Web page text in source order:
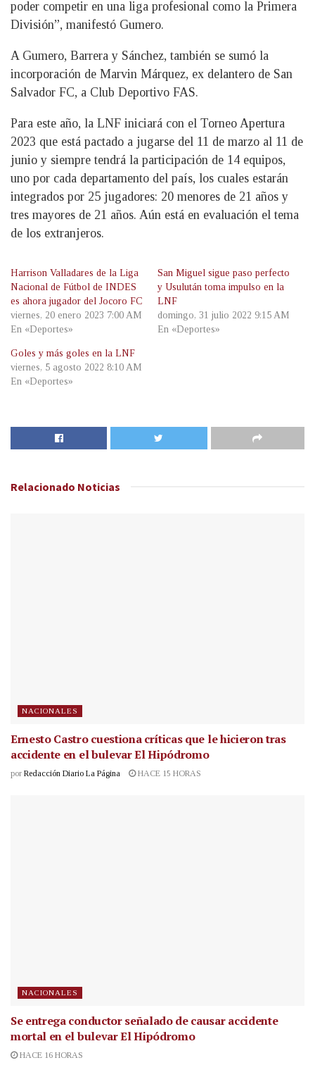
poder competir en una liga profesional como la Primera
División”, manifestó Gumero.
A Gumero, Barrera y Sánchez, también se sumó la
incorporación de Marvin Márquez, ex delantero de San
Salvador FC, a Club Deportivo FAS.
Para este año, la LNF iniciará con el Torneo Apertura
2023 que está pactado a jugarse del 11 de marzo al 11 de
junio y siempre tendrá la participación de 14 equipos,
uno por cada departamento del país, los cuales estarán
integrados por 25 jugadores: 20 menores de 21 años y
tres mayores de 21 años. Aún está en evaluación el tema
de los extranjeros.
Harrison Valladares de la Liga
Nacional de Fútbol de INDES
es ahora jugador del Jocoro FC
viernes, 20 enero 2023 7:00 AM
En «Deportes»
San Miguel sigue paso perfecto
y Usulután toma impulso en la
LNF
domingo, 31 julio 2022 9:15 AM
En «Deportes»
Goles y más goles en la LNF
viernes, 5 agosto 2022 8:10 AM
En «Deportes»
Relacionado Noticias
NACIONALES
Ernesto Castro cuestiona críticas que le hicieron tras
accidente en el bulevar El Hipódromo
por Redacción Diario La Página HACE 15 HORAS
NACIONALES
Se entrega conductor señalado de causar accidente
mortal en el bulevar El Hipódromo
HACE 16 HORAS